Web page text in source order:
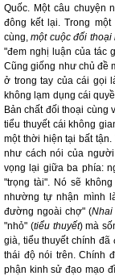
Quốc. Một câu chuyện
đông kết lại. Trong
cùng,một cuộc đối
"đem nghị luận của tác
Cũng giống như chủ đề
ở trong tay của cái gọi
không lạm dụng cái
Bản chất đối thoại cùng
tiểu thuyết cái không
một thời hiện tại bất
như cách nói của
vọng lại giữa ba phía:
"trọng tài". Nó sẽ
nhường tự nhận mình
đường ngoài chợ" (Nhai
"nhỏ" (tiểu thuyết) mà
già, tiểu thuyết chính
thái độ nói trên. Chính
phận kinh sử đạo mạo